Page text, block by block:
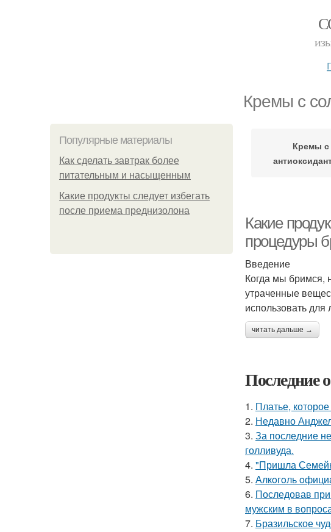
Кремы с
Популярные материалы
Как сделать завтрак более
питательным и насыщенным
Какие продукты следует избегать
после приема преднизолона
Кремы с
Какие
процедуры
Введение
Когда мы бримся,
утраченные
использовать
читать дальше →
Последние
1. Платье,
2. Недавно
3. За последние
голливуда.
4. "Пришла
5. Алкoгoль
6. Последовав
мужским в
7. Бразильское